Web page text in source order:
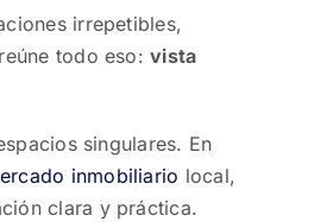
irrepetibles,
todo eso:vista
singulares. En
inmobiliario local,
clara y práctica.